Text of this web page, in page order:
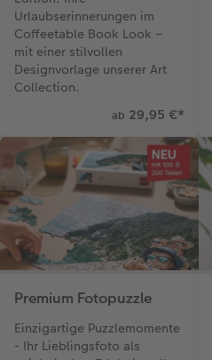
Urlaubserinnerungen im
Coffeetable Book Look –
mit einer stilvollen
Designvorlage unserer Art
Collection.
ab 29,95 €*
Premium Fotopuzzle
Einzigartige Puzzlemomente
- Ihr Lieblingsfoto als